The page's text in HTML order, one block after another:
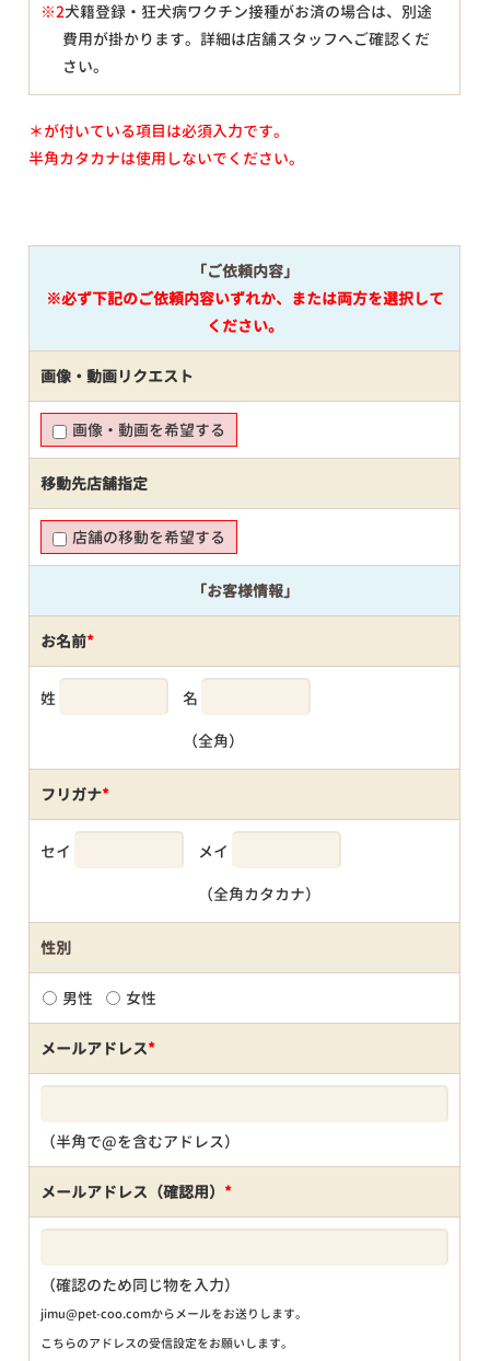
※2犬籍登録・狂犬病ワクチン接種がお済の場合は、別途
費用が掛かります。詳細は店舗スタッフへご確認くだ
さい。
＊が付いている項目は必須入力です。
半角カタカナは使用しないでください。
「ご依頼内容」
※必ず下記のご依頼内容いずれか、または両方を選択して
ください。
画像・動画リクエスト
画像・動画を希望する
移動先店舗指定
店舗の移動を希望する
「お客様情報」
お名前*
姓 名
（全角）
フリガナ*
セイ メイ
（全角カタカナ）
性別
男性 女性
メールアドレス*
（半角で@を含むアドレス）
メールアドレス（確認用） *
（確認のため同じ物を入力）
jimu@pet-coo.comからメールをお送りします。
こちらのアドレスの受信設定をお願いします。